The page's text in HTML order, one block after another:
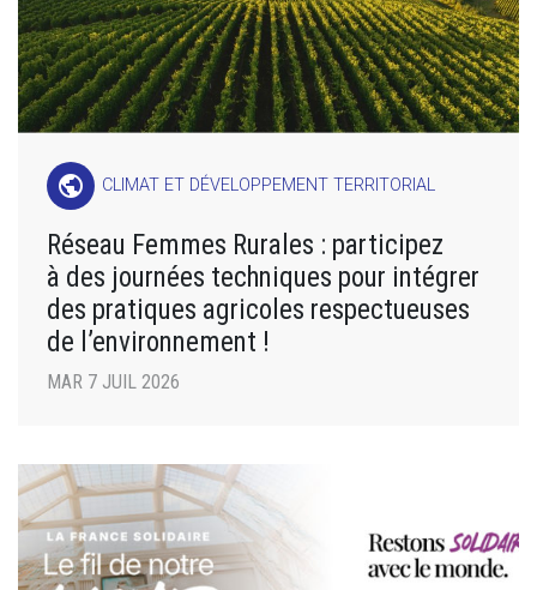
public CLIMAT ET DÉVELOPPEMENT TERRITORIAL
Réseau Femmes Rurales : participez
à des journées techniques pour intégrer
des pratiques agricoles respectueuses
de l’environnement !
MAR 7 JUIL 2026